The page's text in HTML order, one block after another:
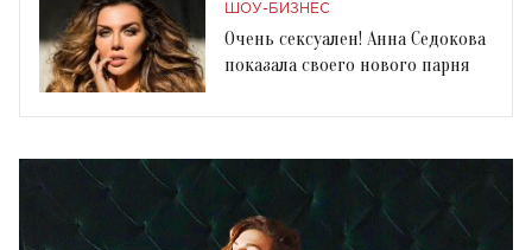
ШОУ-БИЗНЕС
Очень сексуален! Анна Седокова
показала своего нового парня